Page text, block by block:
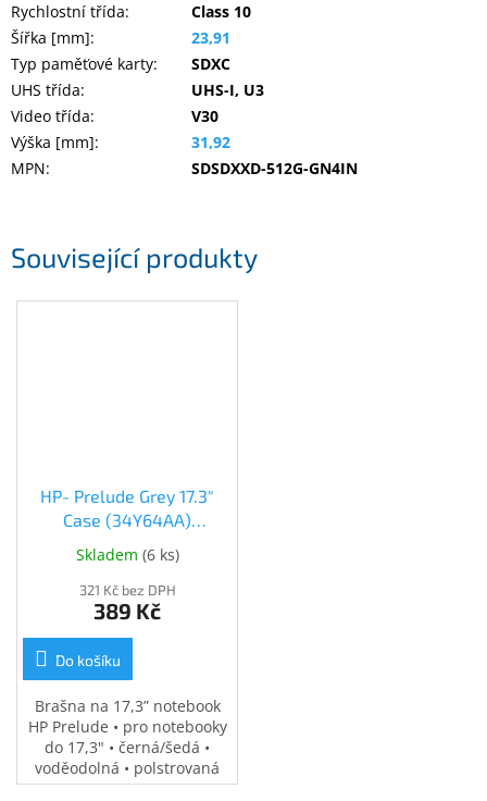
Inpraise
Kamerové
systémy
MILESIGHT
Doprodej
Související produkty
HP- Prelude Grey 17.3"
Case (34Y64AA)
(34Y64AA)
Skladem (6 ks)
321 Kč bez DPH
389 Kč
Do košíku
Brašna na 17,3” notebook
HP Prelude • pro notebooky
do 17,3" • černá/šedá •
voděodolná • polstrovaná
přihrádka na notebook •
Rychlostní třída:
Class 10
Šířka [mm]:
23,91
Typ paměťové karty:
SDXC
UHS třída:
UHS-I, U3
Video třída:
V30
Výška [mm]:
31,92
MPN: SDSDXXD-512G-GN4IN